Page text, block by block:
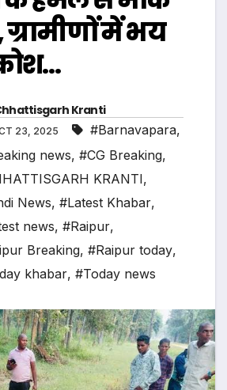
ग्रामीणों में भय
Kranti
23, 2025 #Barnavapara,
news, #CG Breaking,
KRANTI,
News, #Latest Khabar,
news, #Raipur,
Breaking, #Raipur today,
khabar, #Today news